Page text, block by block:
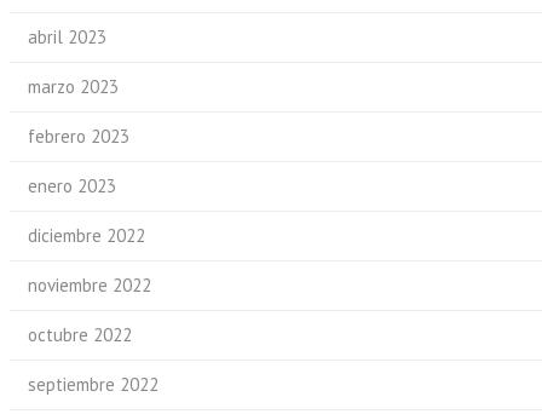
abril 2023
marzo 2023
febrero 2023
enero 2023
diciembre 2022
noviembre 2022
octubre 2022
septiembre 2022